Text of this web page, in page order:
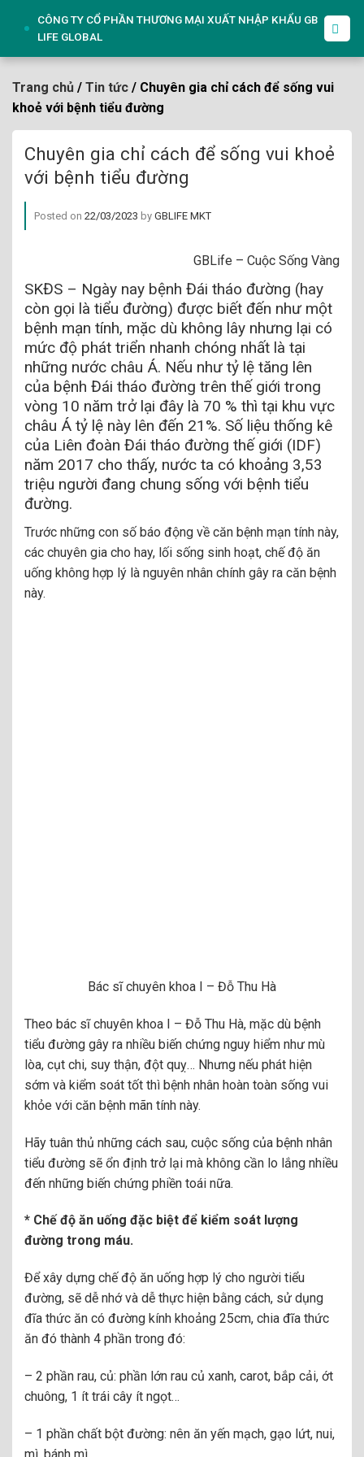
CÔNG TY CỔ PHẦN THƯƠNG MẠI XUẤT NHẬP KHẨU GB
LIFE GLOBAL
Trang chủ / Tin tức / Chuyên gia chỉ cách để sống vui
khoẻ với bệnh tiểu đường
Chuyên gia chỉ cách để sống vui khoẻ
với bệnh tiểu đường
Posted on 22/03/2023 by GBLIFE MKT
GBLife – Cuộc Sống Vàng
SKĐS – Ngày nay bệnh Đái tháo đường (hay
còn gọi là tiểu đường) được biết đến như một
bệnh mạn tính, mặc dù không lây nhưng lại có
mức độ phát triển nhanh chóng nhất là tại
những nước châu Á. Nếu như tỷ lệ tăng lên
của bệnh Đái tháo đường trên thế giới trong
vòng 10 năm trở lại đây là 70 % thì tại khu vực
châu Á tỷ lệ này lên đến 21%. Số liệu thống kê
của Liên đoàn Đái tháo đường thế giới (IDF)
năm 2017 cho thấy, nước ta có khoảng 3,53
triệu người đang chung sống với bệnh tiểu
đường.
Trước những con số báo động về căn bệnh mạn tính này,
các chuyên gia cho hay, lối sống sinh hoạt, chế độ ăn
uống không hợp lý là nguyên nhân chính gây ra căn bệnh
này.
Bác sĩ chuyên khoa I – Đỗ Thu Hà
Theo bác sĩ chuyên khoa I – Đỗ Thu Hà, mặc dù bệnh
tiểu đường gây ra nhiều biến chứng nguy hiểm như mù
lòa, cụt chi, suy thận, đột quỵ… Nhưng nếu phát hiện
sớm và kiểm soát tốt thì bệnh nhân hoàn toàn sống vui
khỏe với căn bệnh mãn tính này.
Hãy tuân thủ những cách sau, cuộc sống của bệnh nhân
tiểu đường sẽ ổn định trở lại mà không cần lo lắng nhiều
đến những biến chứng phiền toái nữa.
* Chế độ ăn uống đặc biệt để kiểm soát lượng
đường trong máu.
Để xây dựng chế độ ăn uống hợp lý cho người tiểu
đường, sẽ dễ nhớ và dễ thực hiện bằng cách, sử dụng
đĩa thức ăn có đường kính khoảng 25cm, chia đĩa thức
ăn đó thành 4 phần trong đó:
– 2 phần rau, củ: phần lớn rau củ xanh, carot, bắp cải, ớt
chuông, 1 ít trái cây ít ngọt…
– 1 phần chất bột đường: nên ăn yến mạch, gạo lứt, nui,